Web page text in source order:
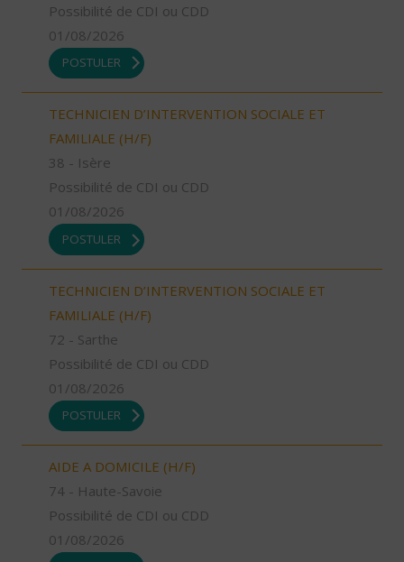
Possibilité de CDI ou CDD
01/08/2026
POSTULER
TECHNICIEN D’INTERVENTION SOCIALE ET
FAMILIALE (H/F)
38 - Isère
Possibilité de CDI ou CDD
01/08/2026
POSTULER
TECHNICIEN D’INTERVENTION SOCIALE ET
FAMILIALE (H/F)
72 - Sarthe
Possibilité de CDI ou CDD
01/08/2026
POSTULER
AIDE A DOMICILE (H/F)
74 - Haute-Savoie
Possibilité de CDI ou CDD
01/08/2026